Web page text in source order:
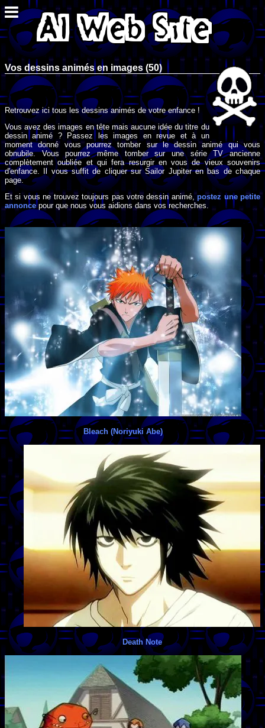
Vos dessins animés en images (50)
Retrouvez ici tous les dessins animés de votre enfance !
Vous avez des images en tête mais aucune idée du titre du
dessin animé ? Passez les images en revue et à un
moment donné vous pourrez tomber sur le dessin animé qui vous
obnubile. Vous pourrez même tomber sur une série TV ancienne
complètement oubliée et qui fera resurgir en vous de vieux souvenirs
d'enfance. Il vous suffit de cliquer sur Sailor Jupiter en bas de chaque
page.
Et si vous ne trouvez toujours pas votre dessin animé,postez une petite
annoncepour que nous vous aidions dans vos recherches.
Bleach (Noriyuki Abe)
Death Note